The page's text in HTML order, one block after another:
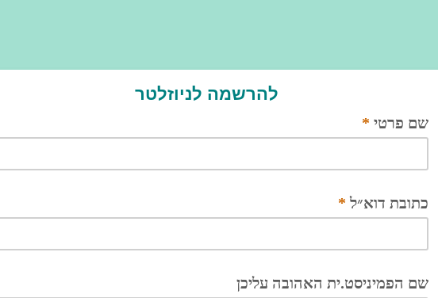
להרשמה לניוזלטר
שם פרטי *
כתובת דוא״ל *
שם הפמיניסט.ית האהובה עליכן